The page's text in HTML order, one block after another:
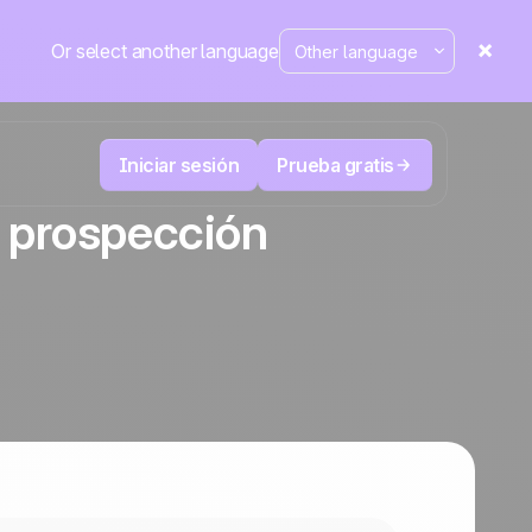
Or select another language
Iniciar sesión Prueba gratis